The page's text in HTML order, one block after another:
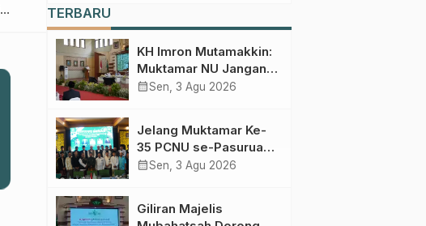
TERBARU
KH Imron Mutamakkin:
Muktamar NU Jangan
Terjebak pada
calendar_monthSen, 3 Agu 2026
Jelang Muktamar Ke-
35 PCNU se-Pasuruan
Raya Rumuskan
Abad Kedua
calendar_monthSen, 3 Agu 2026
Giliran Majelis